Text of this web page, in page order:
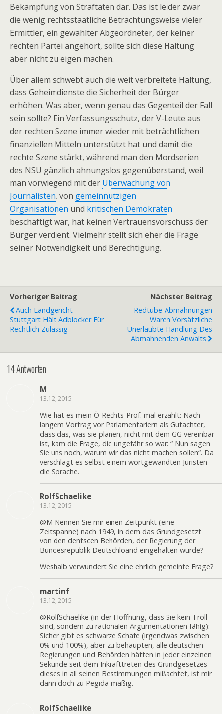
Bekämpfung von Straftaten dar. Das ist leider zwar
die wenig rechtsstaatliche Betrachtungsweise vieler
Ermittler, ein gewählter Abgeordneter, der keiner
rechten Partei angehört, sollte sich diese Haltung
aber nicht zu eigen machen.
Über allem schwebt auch die weit verbreitete Haltung,
dass Geheimdienste die Sicherheit der Bürger
erhöhen. Was aber, wenn genau das Gegenteil der Fall
sein sollte? Ein Verfassungsschutz, der V-Leute aus
der rechten Szene immer wieder mit beträchtlichen
finanziellen Mitteln unterstützt hat und damit die
rechte Szene stärkt, während man den Mordserien
des NSU gänzlich ahnungslos gegenüberstand, weil
man vorwiegend mit der Überwachung von
Journalisten, von gemeinnützigen
Organisationen und kritischen Demokraten
beschäftigt war, hat keinen Vertrauensvorschuss der
Bürger verdient. Vielmehr stellt sich eher die Frage
seiner Notwendigkeit und Berechtigung.
Vorheriger Beitrag
Auch Landgericht
Stuttgart Hält Adblocker Für
Rechtlich Zulässig
Nächster Beitrag
Redtube-Abmahnungen
Waren Vorsätzliche
Unerlaubte Handlung Des
Abmahnenden Anwalts
14 Antworten
M
13.12, 2015
Wie hat es mein Ö-Rechts-Prof. mal erzählt: Nach
langem Vortrag vor Parlamentariern als Gutachter,
dass das, was sie planen, nicht mit dem GG vereinbar
ist, kam die Frage, die ungefähr so war: “ Nun sagen
Sie uns noch, warum wir das nicht machen sollen“. Da
verschlägt es selbst einem wortgewandten Juristen
die Sprache.
RolfSchaelike
13.12, 2015
@M Nennen Sie mir einen Zeitpunkt (eine
Zeitspanne) nach 1949, in dem das Grundgesetzt
von den dentscen Behörden, der Regierung der
Bundesrepublik Deutschloand eingehalten wurde?
Weshalb verwundert Sie eine ehrlich gemeinte Frage?
martinf
13.12, 2015
@RolfSchaelike (in der Hoffnung, dass Sie kein Troll
sind, sondern zu rationalen Argumentationen fähig):
Sicher gibt es schwarze Schafe (irgendwas zwischen
0% und 100%), aber zu behaupten, alle deutschen
Regierungen und Behörden hätten in jeder einzelnen
Sekunde seit dem Inkrafttreten des Grundgesetzes
dieses in all seinen Bestimmungen mißachtet, ist mir
dann doch zu Pegida-mäßig.
RolfSchaelike